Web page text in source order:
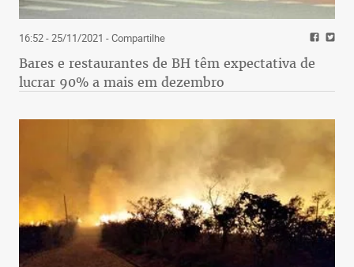
16:52 - 25/11/2021 - Compartilhe
Bares e restaurantes de BH têm expectativa de
lucrar 90% a mais em dezembro